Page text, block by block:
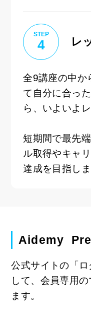
STEP
4 レ
全9講座の中か
て自分に合っ
ら、いよいよ
短期間で最先
ル取得やキャ
達成を目指しま
Aidemy
公式サイトの「
して、会員専用
ます。